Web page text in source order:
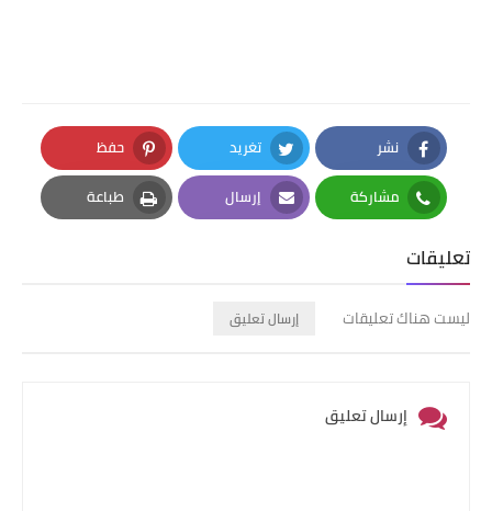
نشر
Facebook
تغريد
Twitter
حفظ
Pinterest
مشاركة
Whatsapp
إرسال
Email
طباعة
Print
تعليقات
ليست هناك تعليقات إرسال تعليق
إرسال تعليق